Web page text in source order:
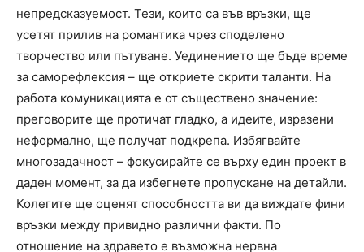
непредсказуемост. Тези, които са във връзки, ще
усетят прилив на романтика чрез споделено
творчество или пътуване. Уединението ще бъде време
за саморефлексия – ще откриете скрити таланти. На
работа комуникацията е от съществено значение:
преговорите ще протичат гладко, а идеите, изразени
неформално, ще получат подкрепа. Избягвайте
многозадачност – фокусирайте се върху един проект в
даден момент, за да избегнете пропускане на детайли.
Колегите ще оценят способността ви да виждате фини
връзки между привидно различни факти. По
отношение на здравето е възможна нервна